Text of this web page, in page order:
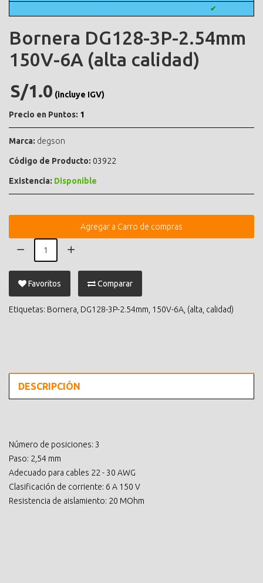
✔
Bornera DG128-3P-2.54mm
150V-6A (alta calidad)
S/1.0 (incluye IGV)
Precio en Puntos: 1
Marca: degson
Código de Producto: 03922
Existencia: Disponible
Agregar a Carro de compras
Favoritos Comparar
Etiquetas: Bornera DG128-3P-2.54mm 150V-6A (alta calidad)
DESCRIPCIÓN
Número de posiciones: 3
Paso: 2,54 mm
Adecuado para cables 22 - 30 AWG
Clasificación de corriente: 6 A 150 V
Resistencia de aislamiento: 20 MOhm